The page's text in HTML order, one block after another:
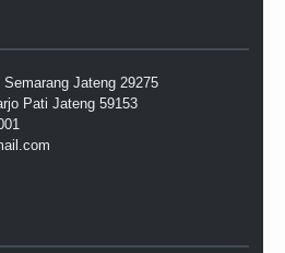
Jateng 29275
Pati Jateng 59153